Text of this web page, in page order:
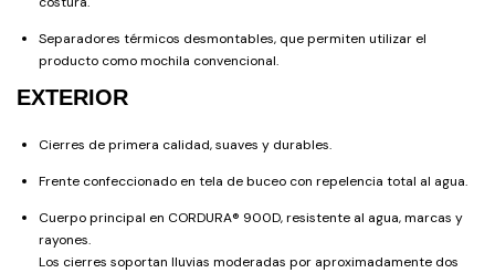
Separadores térmicos desmontables, que permiten utilizar el
producto como mochila convencional.
EXTERIOR
Cierres de primera calidad, suaves y durables.
Frente confeccionado en tela de buceo con repelencia total al agua.
Cuerpo principal en CORDURA® 900D, resistente al agua, marcas y
rayones.
Los cierres soportan lluvias moderadas por aproximadamente dos